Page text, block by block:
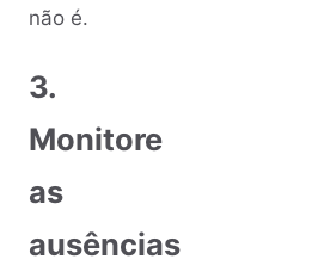
não é.
3.
Monitore
as
ausências